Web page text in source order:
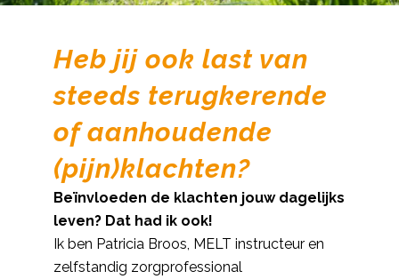
Heb jij ook last van
steeds terugkerende
of aanhoudende
(pijn)klachten?
Beïnvloeden de klachten jouw dagelijks
leven? Dat had ik ook!
Ik ben Patricia Broos, MELT instructeur en
zelfstandig zorgprofessional